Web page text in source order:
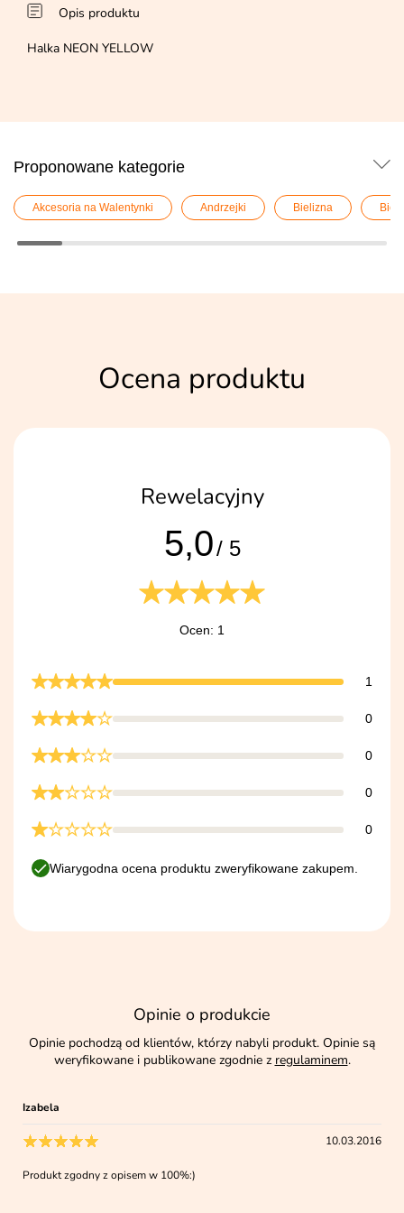
Opis produktu
Halka NEON YELLOW
Proponowane kategorie
Akcesoria na Walentynki Andrzejki Bielizna
Ocena produktu
Rewelacyjny
5,0/ 5
Ocen: 1
1
0
0
0
0
Wiarygodna ocena produktu zweryfikowane zakupem.
Opinie o produkcie
Opinie pochodzą od klientów, którzy nabyli produkt. Opinie są
weryfikowane i publikowane zgodnie z regulaminem.
Izabela
10.03.2016
Produkt zgodny z opisem w 100%:)